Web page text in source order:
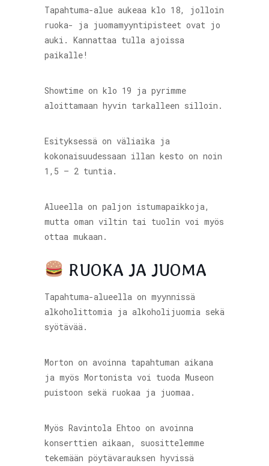
Tapahtuma-alue aukeaa klo 18, jolloin
ruoka- ja juomamyyntipisteet ovat jo
auki. Kannattaa tulla ajoissa
paikalle!
Showtime on klo 19 ja pyrimme
aloittamaan hyvin tarkalleen silloin.
Esityksessä on väliaika ja
kokonaisuudessaan illan kesto on noin
1,5 – 2 tuntia.
Alueella on paljon istumapaikkoja,
mutta oman viltin tai tuolin voi myös
ottaa mukaan.
RUOKA JA JUOMA
Tapahtuma-alueella on myynnissä
alkoholittomia ja alkoholijuomia sekä
syötävää.
Morton on avoinna tapahtuman aikana
ja myös Mortonista voi tuoda Museon
puistoon sekä ruokaa ja juomaa.
Myös Ravintola Ehtoo on avoinna
konserttien aikaan, suosittelemme
tekemään pöytävarauksen hyvissä